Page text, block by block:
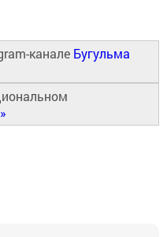
канале Бугульма